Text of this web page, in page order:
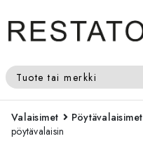
Tuote tai merkki
Valaisimet Pöytävalaisimet
pöytävalaisin